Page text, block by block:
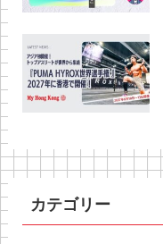
カテゴリー